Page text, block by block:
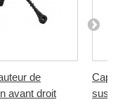
de
avant droit